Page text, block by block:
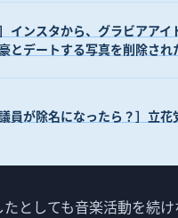
］インスタから、グラビアア
とデートする写真を削除され
議員が除名になったら？］立
としても音楽活動を続